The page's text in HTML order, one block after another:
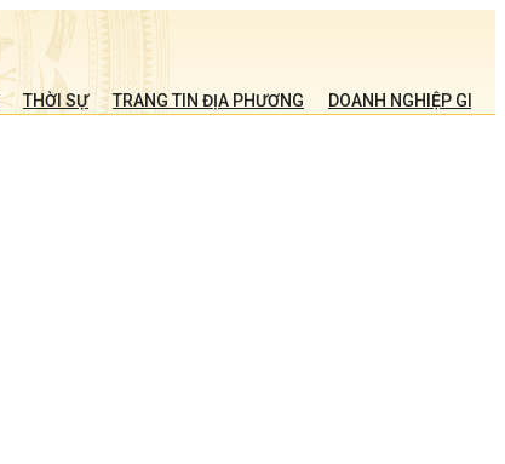
THỜI SỰ TRANG TIN ĐỊA PHƯƠNG DOANH NGHIỆP GIỚI